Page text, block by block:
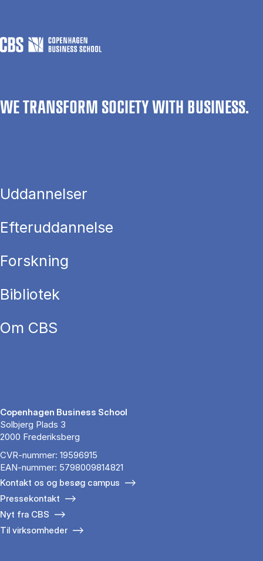
WE TRANSFORM SOCIETY WITH BUSINESS.
Uddannelser
Efteruddannelse
Forskning
Bibliotek
Om CBS
Copenhagen Business School
Solbjerg Plads 3
2000 Frederiksberg
CVR-nummer: 19596915
EAN-nummer: 5798009814821
Kontakt os og besøg campus
Pressekontakt
Nyt fra CBS
Til virksomheder